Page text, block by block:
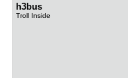
h3bus
Troll Inside